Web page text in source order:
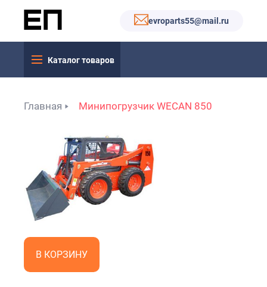
evroparts55@mail.ru
Каталог товаров
Главная Минипогрузчик WECAN 850
В КОРЗИНУ